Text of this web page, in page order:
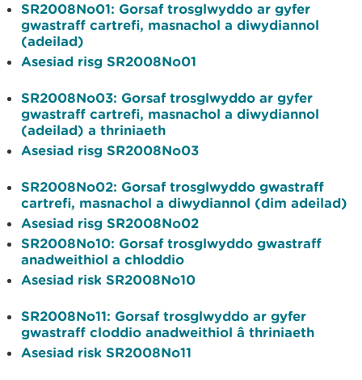
SR2008No01: Gorsaf trosglwyddo ar gyfer
gwastraff cartrefi, masnachol a diwydiannol
(adeilad)
Asesiad risg SR2008No01
SR2008No03: Gorsaf trosglwyddo ar gyfer
gwastraff cartrefi, masnachol a diwydiannol
(adeilad) a thriniaeth
Asesiad risg SR2008No03
SR2008No02: Gorsaf trosglwyddo gwastraff
cartrefi, masnachol a diwydiannol (dim adeilad)
Asesiad risg SR2008No02
SR2008No10: Gorsaf trosglwyddo gwastraff
anadweithiol a chloddio
Asesiad risk SR2008No10
SR2008No11: Gorsaf trosglwyddo ar gyfer
gwastraff cloddio anadweithiol â thriniaeth
Asesiad risk SR2008No11